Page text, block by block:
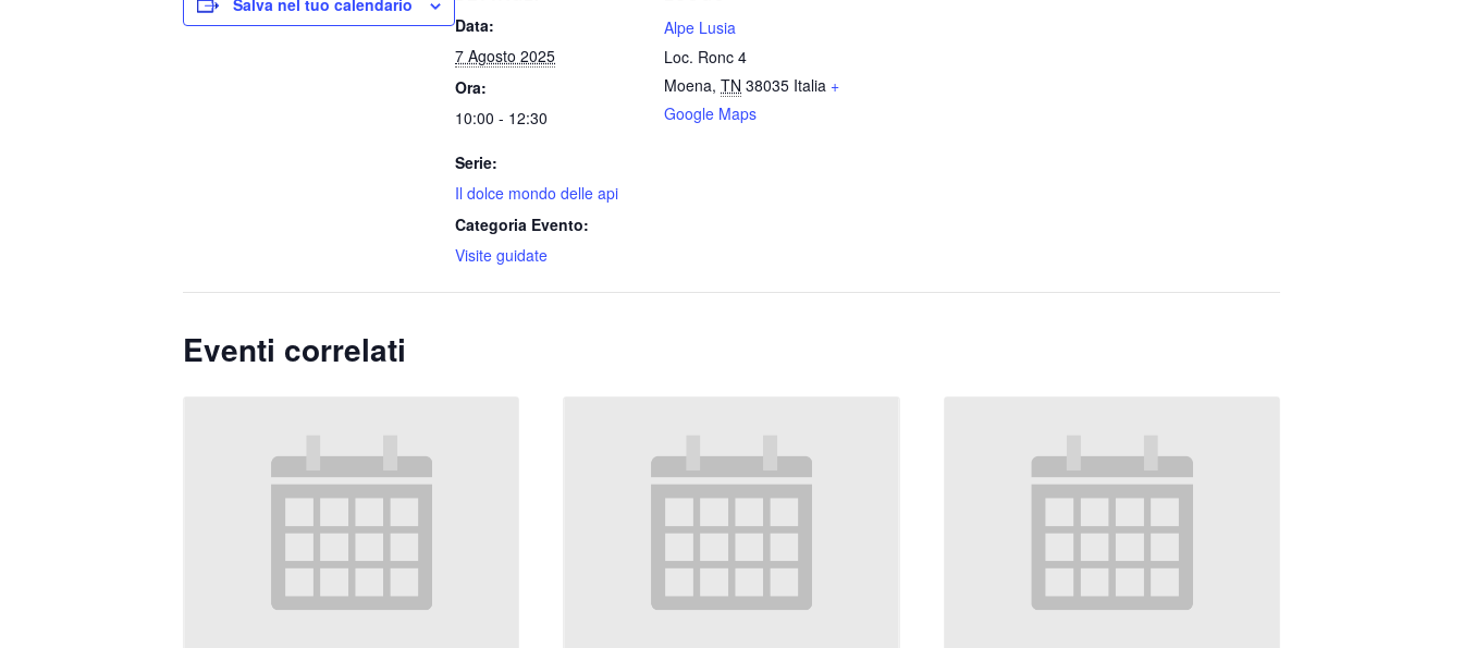
Data:
7 Agosto 2025
Ora:
10:00 - 12:30
Serie:
Il dolce mondo delle api
Categoria Evento:
Visite guidate
Alpe Lusia
Loc. Ronc 4
Moena, TN 38035 Italia +
Google Maps
Eventi correlati